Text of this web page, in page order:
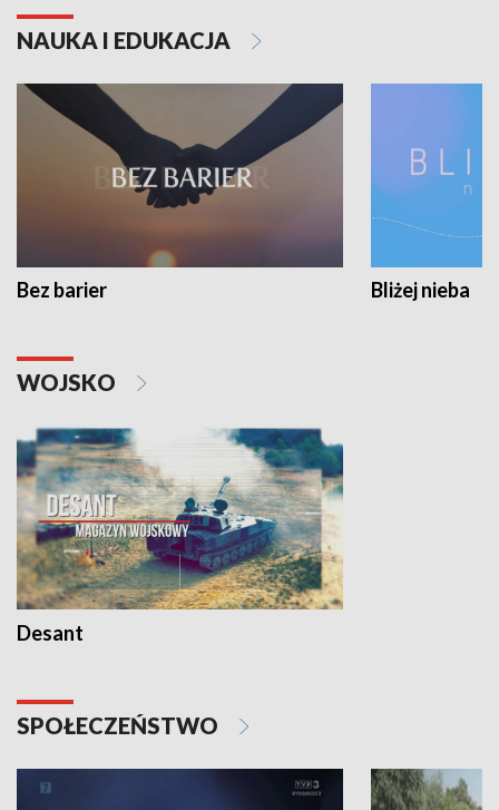
NAUKA I EDUKACJA
Bez barier Bliżej nieba
WOJSKO
Desant
SPOŁECZEŃSTWO